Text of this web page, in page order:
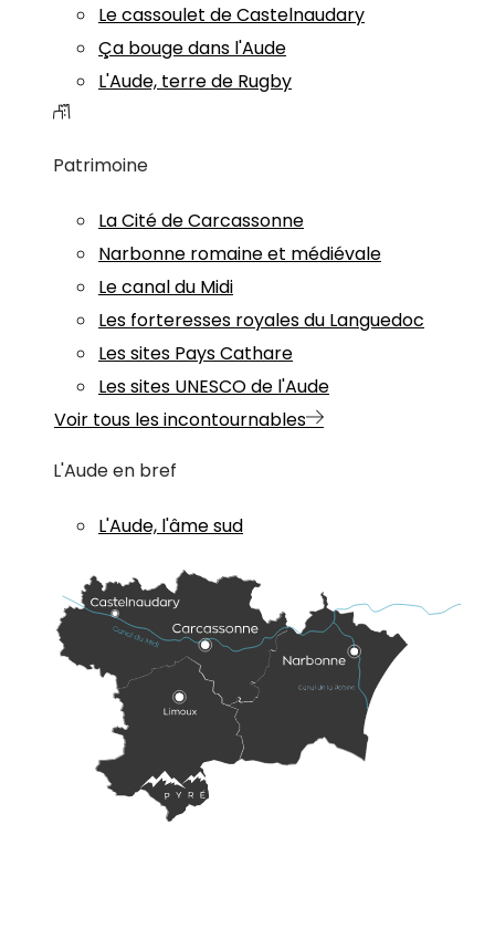
Le cassoulet de Castelnaudary
Ça bouge dans l'Aude
L'Aude, terre de Rugby
Patrimoine
La Cité de Carcassonne
Narbonne romaine et médiévale
Le canal du Midi
Les forteresses royales du Languedoc
Les sites Pays Cathare
Les sites UNESCO de l'Aude
Voir tous les incontournables
L'Aude en bref
L'Aude, l'âme sud